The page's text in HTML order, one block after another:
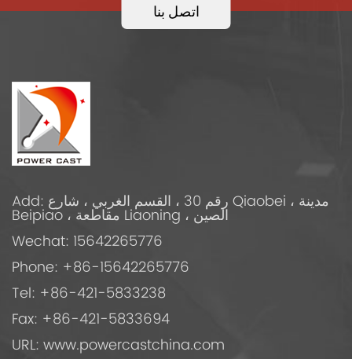
اتصل بنا
Add: رقم 30 ، القسم الغربي ، شارع Qiaobei ، مدينة
Beipiao ، مقاطعة Liaoning ، الصين
Wechat: 15642265776
Phone: +86-15642265776
Tel: +86-421-5833238
Fax: +86-421-5833694
URL: www.powercastchina.com